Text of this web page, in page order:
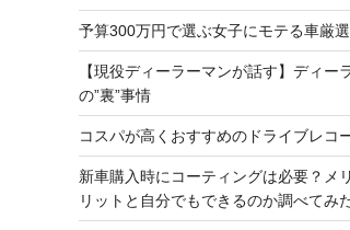
予算300万円で選ぶ女子にモテる車厳
【現役ディーラーマンが話す】ディー
の”裏”事情
コスパが高くおすすめのドライブレコ
新車購入時にコーティングは必要？メ
リットと自分でもできるのか調べてみた